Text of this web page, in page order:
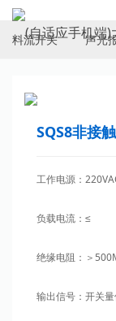
ELECTRICAL
料流开关 声光
SQS8非接
工作电源：
负载电流：≤
绝缘电阻：＞
输出信号：开关